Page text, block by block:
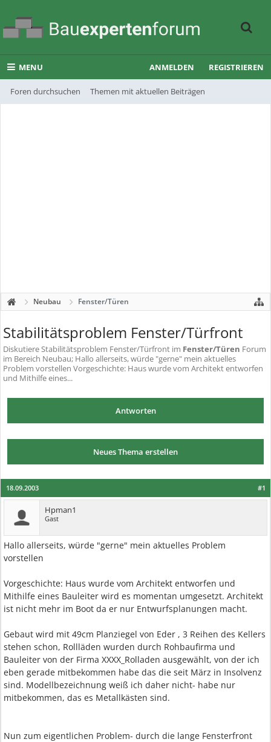
MENU
Foren durchsuchen Themen mit aktuellen Beiträgen
ANMELDEN REGISTRIEREN
Neubau Fenster/Türen
Stabilitätsproblem Fenster/Türfront
DiskutiereStabilitätsproblem Fenster/Türfront im Fenster/Türen Forum
im Bereich Neubau; Hallo allerseits, würde "gerne" mein aktuelles
Problem vorstellen Vorgeschichte: Haus wurde vom Architekt entworfen
und Mithilfe eines...
Antworten
Neues Thema erstellen
#1
18.09.2003
Hpman1
Gast
Hallo allerseits, würde "gerne" mein aktuelles Problem
vorstellen
Vorgeschichte: Haus wurde vom Architekt entworfen und
Mithilfe eines Bauleiter wird es momentan umgesetzt. Architekt
ist nicht mehr im Boot da er nur Entwurfsplanungen macht.
Gebaut wird mit 49cm Planziegel von Eder , 3 Reihen des Kellers
stehen schon, Rollläden wurden durch Rohbaufirma und
Bauleiter von der Firma XXXX_Rolladen ausgewählt, von der ich
eben gerade mitbekommen habe das die seit März in Insolvenz
sind. Modellbezeichnung weiß ich daher nicht- habe nur
mitbekommen, das es Metallkästen sind.
Nun zum eigentlichen Problem- durch die lange Fensterfront